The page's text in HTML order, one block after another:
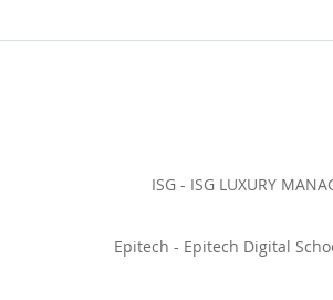
ISG - ISG LUXURY
Epitech - Epitech Digital